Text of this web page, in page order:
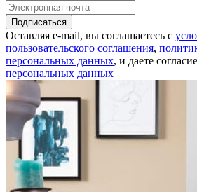
Подписаться
Оставляя e-mail, вы соглашаетесь с
пользовательского соглашения,
персональных данных, и даете
персональных данных